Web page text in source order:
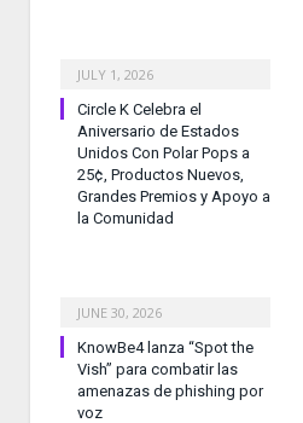
JULY 1, 2026
Circle K Celebra el
Aniversario de Estados
Unidos Con Polar Pops a
25¢, Productos Nuevos,
Grandes Premios y Apoyo a
la Comunidad
JUNE 30, 2026
KnowBe4 lanza “Spot the
Vish” para combatir las
amenazas de phishing por
voz